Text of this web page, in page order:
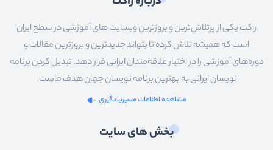
راکت یکی از پرتلاش‌ترین و بروزترین وبسایت های آموزشی در سطح ایران
است که همیشه تلاش کرده تا بتواند جدیدترین و بروزترین مقالات و
دوره‌های آموزشی را در اختیار علاقه‌مندان ایرانی قرار دهد. تبدیل کردن برنامه
نویسان ایرانی به بهترین برنامه نویسان جهان هدف ماست.
مشاهده اطلاعات مسیریادگیری
بخش های سایت